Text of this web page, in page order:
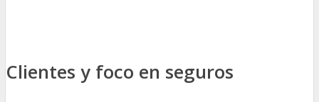
Clientes y foco en seguros